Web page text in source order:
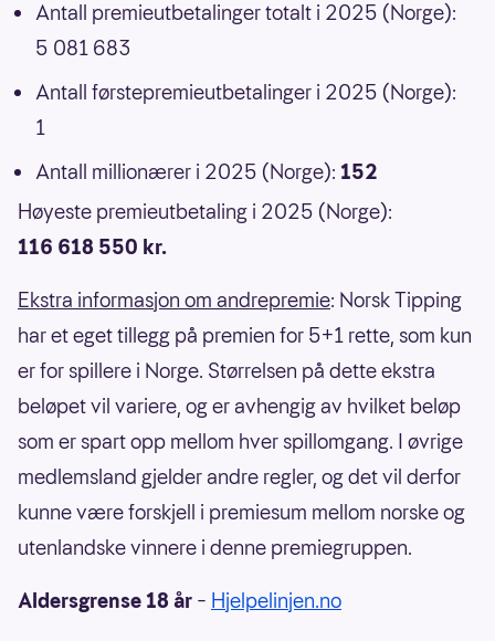
Antall premieutbetalinger totalt i 2025 (Norge):
5 081 683
Antall førstepremieutbetalinger i 2025 (Norge):
1
Antall millionærer i 2025 (Norge): 152
Høyeste premieutbetaling i 2025 (Norge):
116 618 550 kr.
Ekstra informasjon om andrepremie: Norsk Tipping
har et eget tillegg på premien for 5+1 rette, som kun
er for spillere i Norge. Størrelsen på dette ekstra
beløpet vil variere, og er avhengig av hvilket beløp
som er spart opp mellom hver spillomgang. I øvrige
medlemsland gjelder andre regler, og det vil derfor
kunne være forskjell i premiesum mellom norske og
utenlandske vinnere i denne premiegruppen.
Aldersgrense 18 år – Hjelpelinjen.no